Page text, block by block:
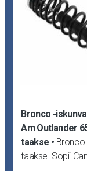
Bronco -
Am Outlander
taakse
Bronco
taakse. Sopii